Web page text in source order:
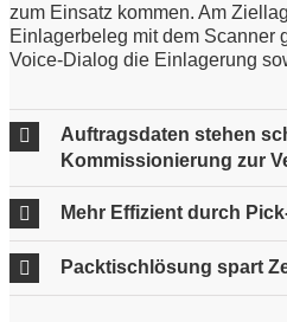
zum Einsatz kommen. Am
Einlagerbeleg mit dem Scanner
Voice-Dialog die Einlagerung
Auftragsdaten stehen
Kommissionierung zur
Mehr Effizient durch
Packtischlösung spart